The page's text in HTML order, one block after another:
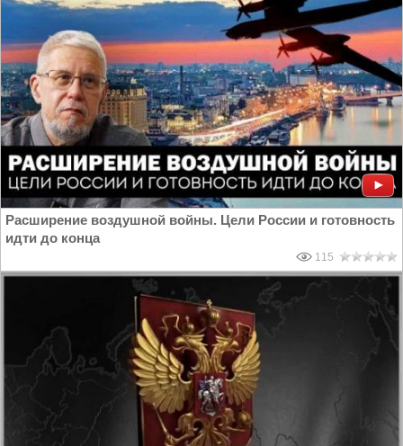
Расширение воздушной войны. Цели России и готовность
идти до конца
115